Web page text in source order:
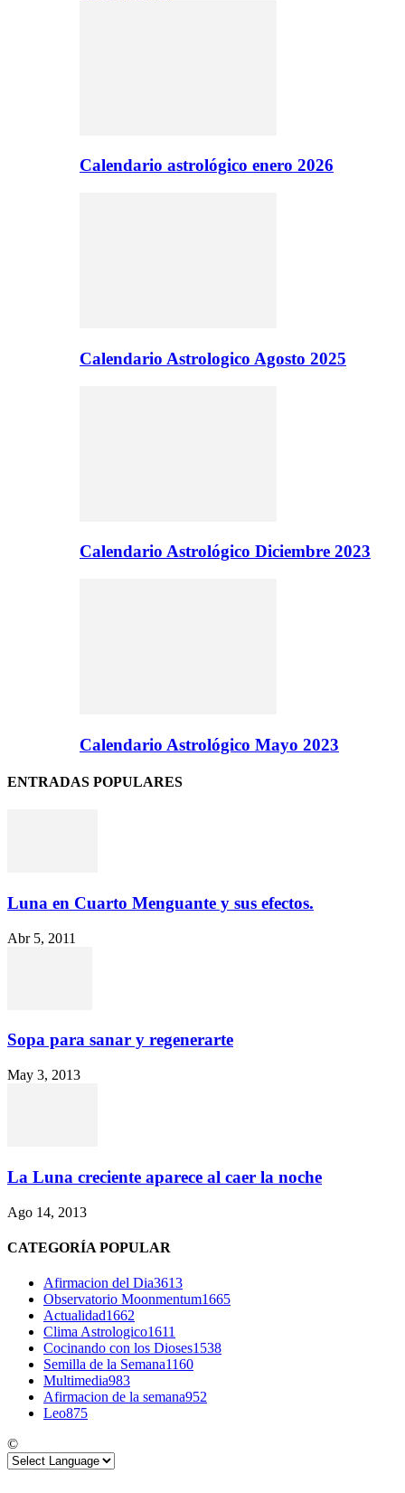
Calendario astrológico enero 2026
Calendario Astrologico Agosto 2025
Calendario Astrológico Diciembre 2023
Calendario Astrológico Mayo 2023
ENTRADAS POPULARES
Luna en Cuarto Menguante y sus efectos.
Abr 5, 2011
Sopa para sanar y regenerarte
May 3, 2013
La Luna creciente aparece al caer la noche
Ago 14, 2013
CATEGORÍA POPULAR
Afirmacion del Dia3613
Observatorio Moonmentum1665
Actualidad1662
Clima Astrologico1611
Cocinando con los Dioses1538
Semilla de la Semana1160
Multimedia983
Afirmacion de la semana952
Leo875
©